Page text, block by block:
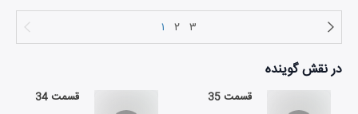
۱ ۲ ۳
در نقشگوینده
قسمت 35 قسمت 34